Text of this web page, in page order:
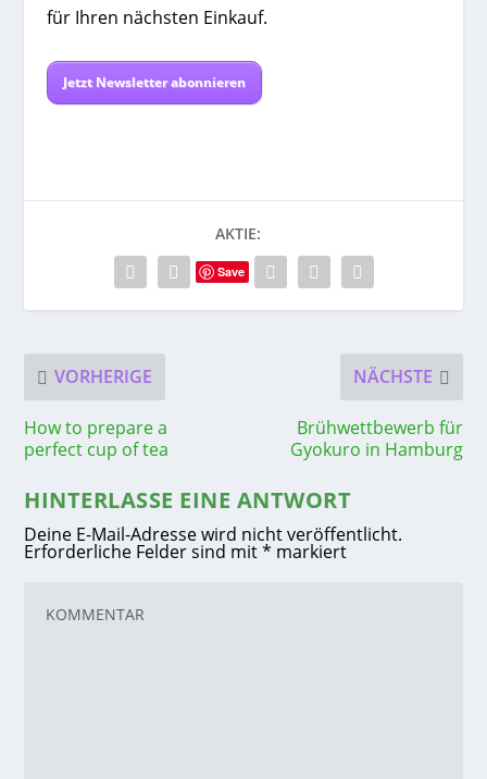
für Ihren nächsten Einkauf.
Jetzt Newsletter abonnieren
AKTIE:
Save
VORHERIGE
How to prepare a
perfect cup of tea
NÄCHSTE
Brühwettbewerb für
Gyokuro in Hamburg
HINTERLASSE EINE ANTWORT
Deine E-Mail-Adresse wird nicht veröffentlicht.
Erforderliche Felder sind mit* markiert